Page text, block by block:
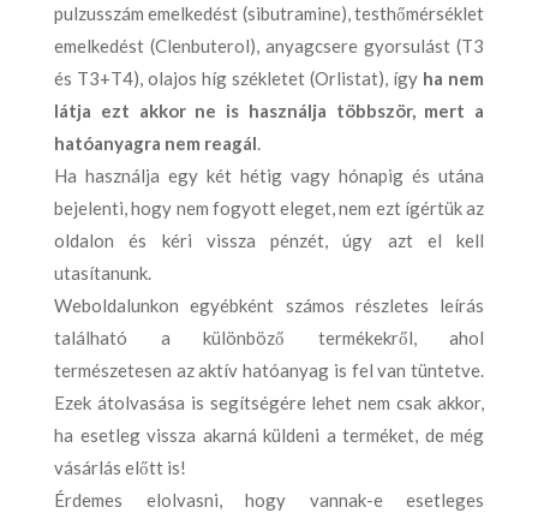
pulzusszám emelkedést (sibutramine), testhőmérséklet
emelkedést (Clenbuterol), anyagcsere gyorsulást (T3
és T3+T4), olajos híg székletet (Orlistat), így ha nem
látja ezt akkor ne is használja többször, mert a
hatóanyagra nem reagál
Ha használja egy két hétig vagy hónapig és utána
bejelenti, hogy nem fogyott eleget, nem ezt ígértük az
oldalon és kéri vissza pénzét, úgy azt el kell
utasítanunk.
Weboldalunkon egyébként számos részletes leírás
található a különböző termékekről, ahol
természetesen az aktív hatóanyag is fel van tüntetve.
Ezek átolvasása is segítségére lehet nem csak akkor,
ha esetleg vissza akarná küldeni a terméket, de még
vásárlás előtt is!
Érdemes elolvasni, hogy vannak-e esetleges